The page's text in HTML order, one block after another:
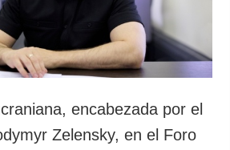
encabezada por el
Zelensky, en el Foro